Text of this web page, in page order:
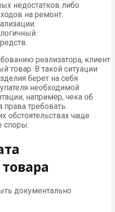
недостатков либо
на ремонт.
реализатора, клиент
товар. В такой ситуации
берет на себя
необходимой
например, чека об
права требовать
обстоятельствах чаще
споры.
документально